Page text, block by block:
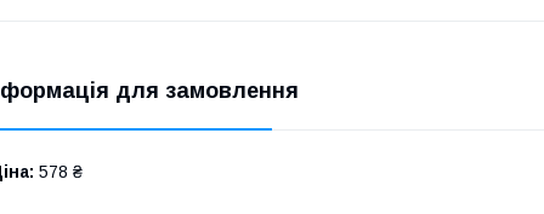
для замовлення
578 ₴